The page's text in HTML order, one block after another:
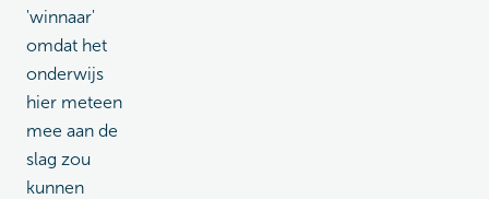
'winnaar'
omdat het
onderwijs
hier meteen
mee aan de
slag zou
kunnen